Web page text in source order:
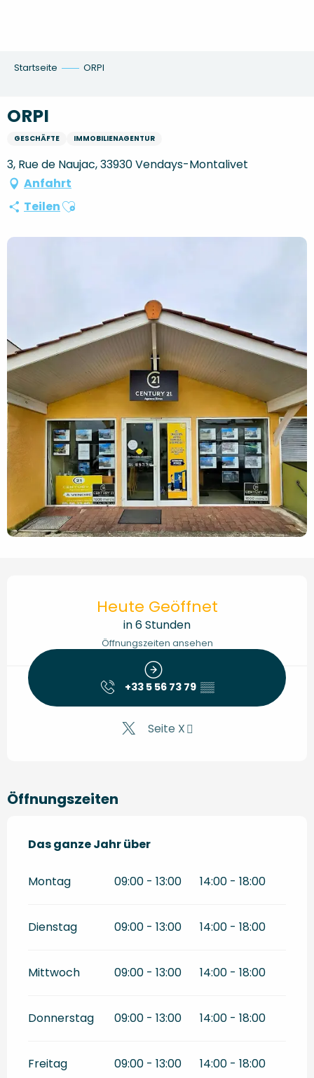
Startseite ORPI
ORPI
GESCHÄFTE IMMOBILIENAGENTUR
3, Rue de Naujac, 33930 Vendays-Montalivet
Anfahrt
TeilenAjouter aux favoris
Heute Geöffnet
in 6 Stunden
Öffnungszeiten ansehen
+33 5 56 73 79 ▒▒
Seite X
Öffnungszeiten
Das ganze Jahr über
Das ganze Jahr über
Montag 09:00 - 13:00 14:00 - 18:00
Dienstag 09:00 - 13:00 14:00 - 18:00
Mittwoch 09:00 - 13:00 14:00 - 18:00
Donnerstag 09:00 - 13:00 14:00 - 18:00
Freitag 09:00 - 13:00 14:00 - 18:00